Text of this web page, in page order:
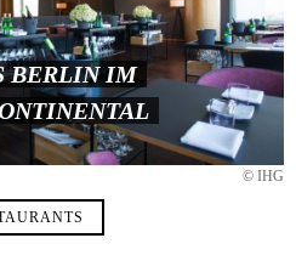
BERLIN IM
© IHG